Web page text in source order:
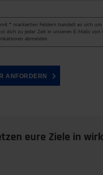
* markierten Feldern handelt es sich
dich zu jeder Zeit in unseren E-Mails von
abmelden.
ANFORDERN
eure Ziele in